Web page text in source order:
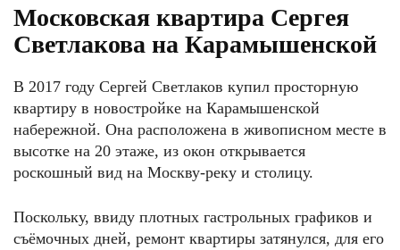
Московская квартира Сергея
Светлакова на Карамышенской
В 2017 году Сергей Светлаков купил просторную
квартиру в новостройке на Карамышенской
набережной. Она расположена в живописном месте в
высотке на 20 этаже, из окон открывается
роскошный вид на Москву-реку и столицу.
Поскольку, ввиду плотных гастрольных графиков и
съёмочных дней, ремонт квартиры затянулся, для его